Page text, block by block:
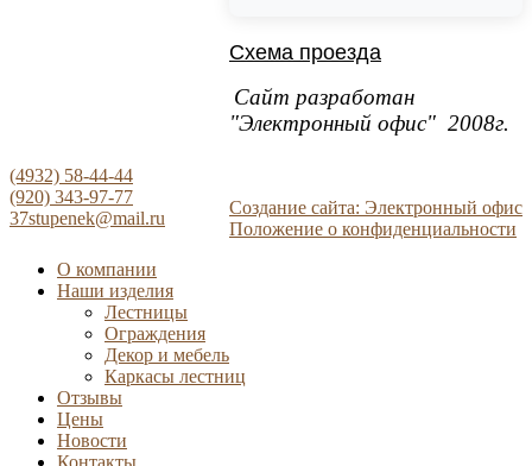
Схема проезда
Сайт разработан
"Электронный офис" 2008г.
(4932) 58-44-44
(920) 343-97-77
37stupenek@mail.ru
Создание сайта: Электронный офис
Положение о конфиденциальности
О компании
Наши изделия
Лестницы
Ограждения
Декор и мебель
Каркасы лестниц
Отзывы
Цены
Новости
Контакты